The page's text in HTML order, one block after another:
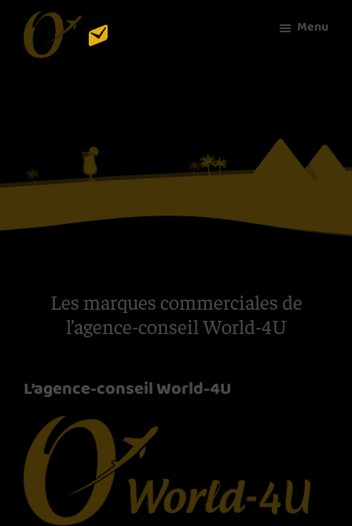
Passer
contenu
Menu
Les marques commerciales de
l’agence-conseil World-4U
L’agence-conseil World-4U